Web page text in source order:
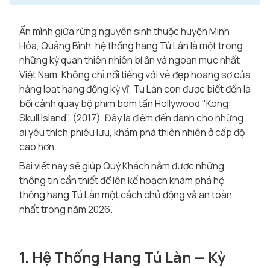
Ẩn mình giữa rừng nguyên sinh thuộc huyện Minh
Hóa, Quảng Bình, hệ thống hang Tú Làn là một trong
những kỳ quan thiên nhiên bí ẩn và ngoạn mục nhất
Việt Nam. Không chỉ nổi tiếng với vẻ đẹp hoang sơ của
hàng loạt hang động kỳ vĩ, Tú Làn còn được biết đến là
bối cảnh quay bộ phim bom tấn Hollywood "Kong:
Skull Island" (2017). Đây là điểm đến dành cho những
ai yêu thích phiêu lưu, khám phá thiên nhiên ở cấp độ
cao hơn.
Bài viết này sẽ giúp Quý Khách nắm được những
thông tin cần thiết để lên kế hoạch khám phá hệ
thống hang Tú Làn một cách chủ động và an toàn
nhất trong năm 2026.
1. Hệ Thống Hang Tú Làn — Kỳ